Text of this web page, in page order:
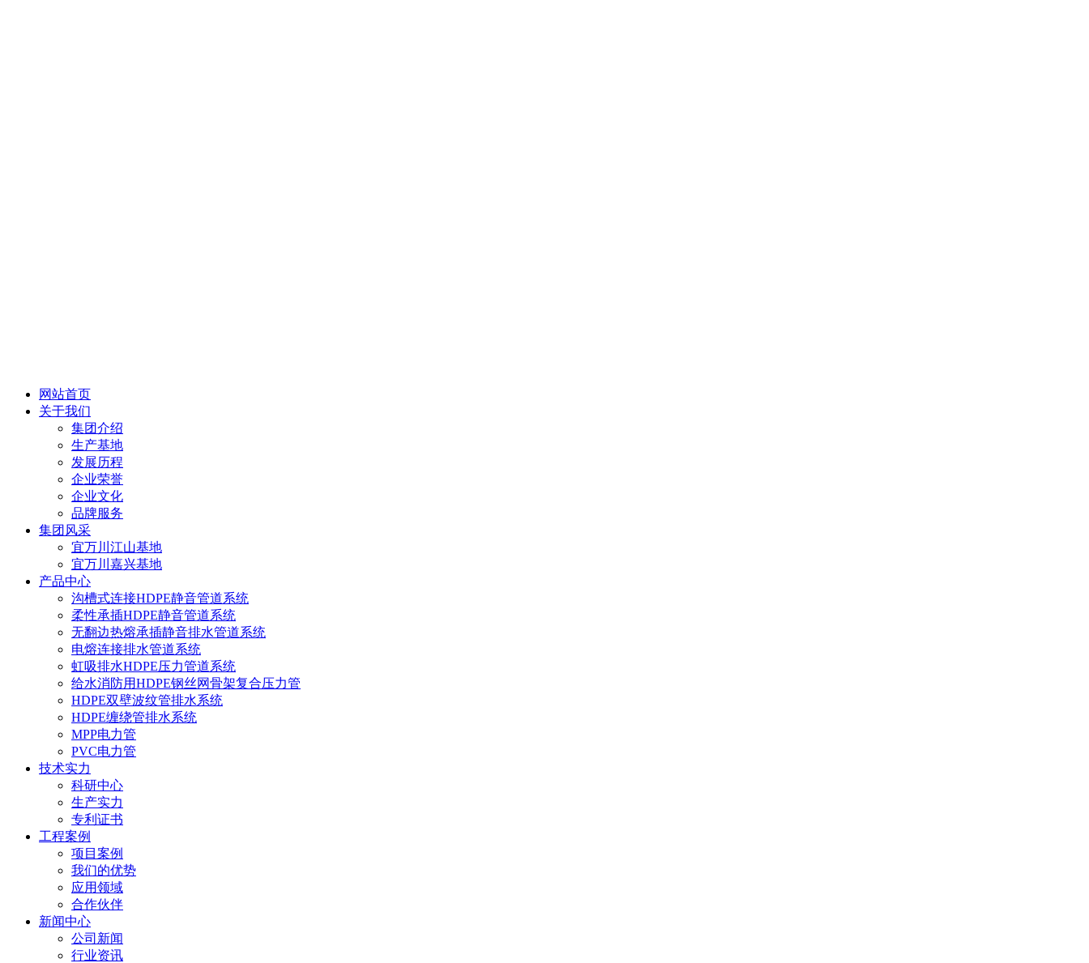
网站首页
关于我们
集团介绍
生产基地
发展历程
企业荣誉
企业文化
品牌服务
集团风采
宜万川江山基地
宜万川嘉兴基地
产品中心
沟槽式连接HDPE静音管道系统
柔性承插HDPE静音管道系统
无翻边热熔承插静音排水管道系统
电熔连接排水管道系统
虹吸排水HDPE压力管道系统
给水消防用HDPE钢丝网骨架复合压力管
HDPE双壁波纹管排水系统
HDPE缠绕管排水系统
MPP电力管
PVC电力管
技术实力
科研中心
生产实力
专利证书
工程案例
项目案例
我们的优势
应用领域
合作伙伴
新闻中心
公司新闻
行业资讯